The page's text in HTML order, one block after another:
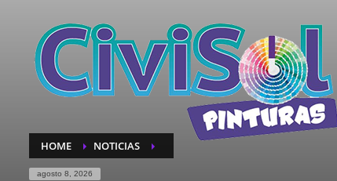
HOME NOTICIAS
agosto 8, 2026